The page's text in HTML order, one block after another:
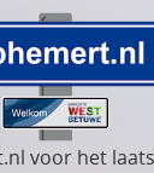
voor het